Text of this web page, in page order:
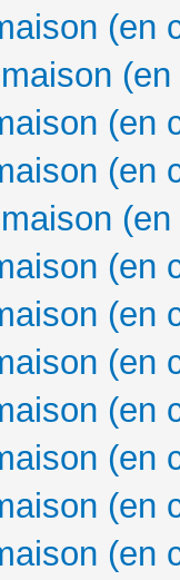
(en
(en
(en
(en
(en
(en
(en
(en
(en
(en